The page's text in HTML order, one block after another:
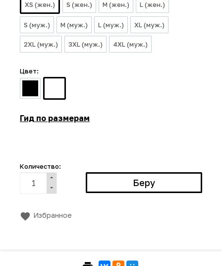
XS (жен.)
S (жен.) M (жен.) L (жен.)
S (муж.) M (муж.) L (муж.) XL (муж.)
2XL (муж.) 3XL (муж.) 4XL (муж.)
Цвет:
Гид по размерам
Количество:
Избранное